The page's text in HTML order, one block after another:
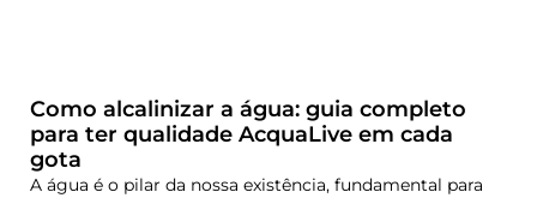
Como alcalinizar a água: guia completo
para ter qualidade AcquaLive em cada
gota
A água é o pilar da nossa existência, fundamental para